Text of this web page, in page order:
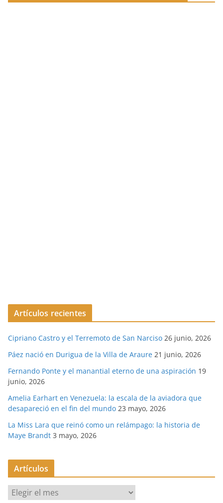
Artículos recientes
Cipriano Castro y el Terremoto de San Narciso 26 junio, 2026
Páez nació en Durigua de la Villa de Araure 21 junio, 2026
Fernando Ponte y el manantial eterno de una aspiración 19
junio, 2026
Amelia Earhart en Venezuela: la escala de la aviadora que
desapareció en el fin del mundo 23 mayo, 2026
La Miss Lara que reinó como un relámpago: la historia de
Maye Brandt 3 mayo, 2026
Artículos